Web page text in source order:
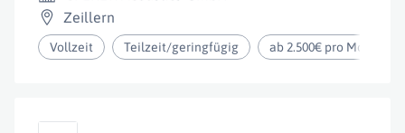
Zeillern
Vollzeit Teilzeit/geringfügig ab 2.500€ pro Monat